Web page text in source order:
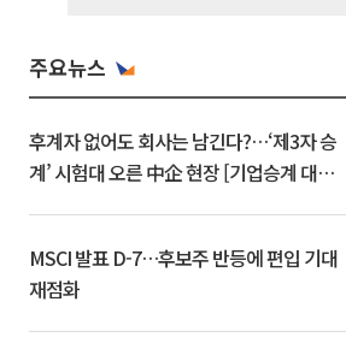
주요뉴스
후계자 없어도 회사는 남긴다?…‘제3자 승
계’ 시험대 오른 中企 현장 [기업승계 대전
MSCI 발표 D-7…후보주 반등에 편입 기대
재점화